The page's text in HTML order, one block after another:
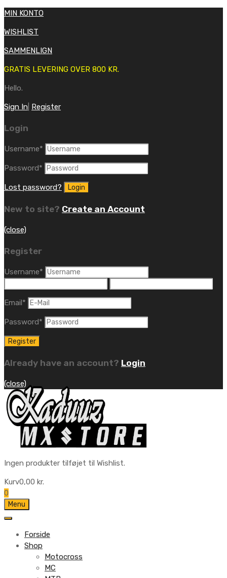
MIN KONTO
WISHLIST
SAMMENLIGN
GRATIS LEVERING OVER 800 KR.
Hello.
Sign In Register
Login
Username*
Password*
Lost password?
New to site? Create an Account
(close)
Register
Username*
Email*
Password*
Already have an account? Login
(close)
Ingen produkter tilføjet til Wishlist.
Kurv0,00 kr.
0
Menu
Forside
Shop
Motocross
MC